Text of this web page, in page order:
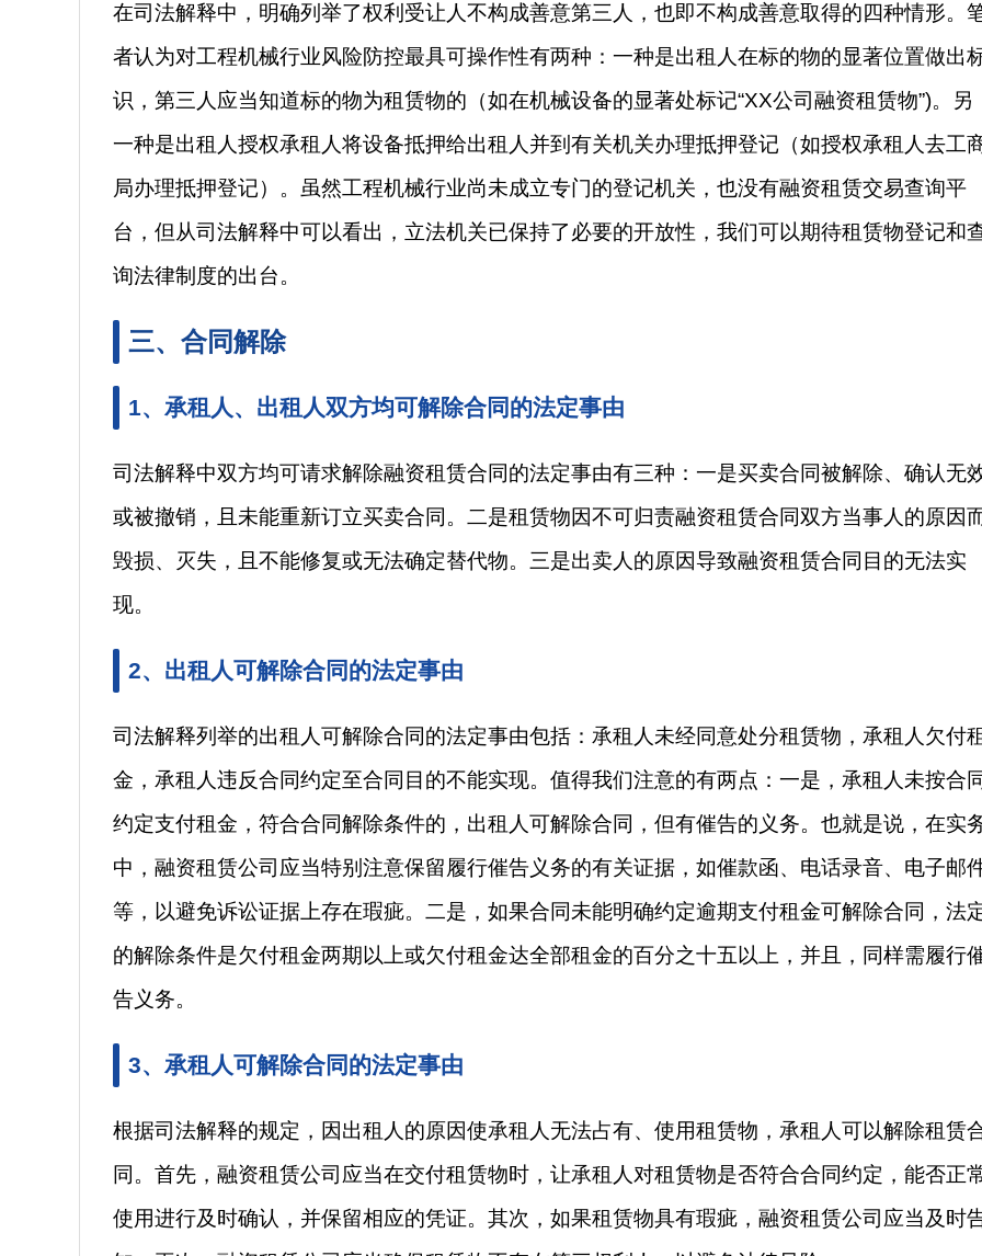
在司法解释中，明确列举了权利受让人不构成善意第三人，也即不构成善意取得的四种情形。
者认为对工程机械行业风险防控最具可操作性有两种：一种是出租人在标的物的显著位置做出
识，第三人应当知道标的物为租赁物的（如在机械设备的显著处标记“XX公司融资租赁物”)。另
一种是出租人授权承租人将设备抵押给出租人并到有关机关办理抵押登记（如授权承租人去工
局办理抵押登记）。虽然工程机械行业尚未成立专门的登记机关，也没有融资租赁交易查询平
台，但从司法解释中可以看出，立法机关已保持了必要的开放性，我们可以期待租赁物登记和
询法律制度的出台。
三、合同解除
1、承租人、出租人双方均可解除合同的法定事由
司法解释中双方均可请求解除融资租赁合同的法定事由有三种：一是买卖合同被解除、确认无
或被撤销，且未能重新订立买卖合同。二是租赁物因不可归责融资租赁合同双方当事人的原因
毁损、灭失，且不能修复或无法确定替代物。三是出卖人的原因导致融资租赁合同目的无法实
现。
2、出租人可解除合同的法定事由
司法解释列举的出租人可解除合同的法定事由包括：承租人未经同意处分租赁物，承租人欠付租
金，承租人违反合同约定至合同目的不能实现。值得我们注意的有两点：一是，承租人未按合
约定支付租金，符合合同解除条件的，出租人可解除合同，但有催告的义务。也就是说，在实
中，融资租赁公司应当特别注意保留履行催告义务的有关证据，如催款函、电话录音、电子邮
等，以避免诉讼证据上存在瑕疵。二是，如果合同未能明确约定逾期支付租金可解除合同，法
的解除条件是欠付租金两期以上或欠付租金达全部租金的百分之十五以上，并且，同样需履行
告义务。
3、承租人可解除合同的法定事由
根据司法解释的规定，因出租人的原因使承租人无法占有、使用租赁物，承租人可以解除租赁
同。首先，融资租赁公司应当在交付租赁物时，让承租人对租赁物是否符合合同约定，能否正
使用进行及时确认，并保留相应的凭证。其次，如果租赁物具有瑕疵，融资租赁公司应当及时